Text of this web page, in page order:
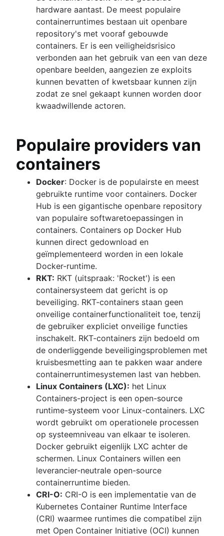
hardware aantast. De meest populaire
containerruntimes bestaan uit openbare
repository's met vooraf gebouwde
containers. Er is een veiligheidsrisico
verbonden aan het gebruik van een van deze
openbare beelden, aangezien ze exploits
kunnen bevatten of kwetsbaar kunnen zijn
zodat ze snel gekaapt kunnen worden door
kwaadwillende actoren.
Populaire providers van
containers
Docker: Docker is de populairste en meest
gebruikte runtime voor containers. Docker
Hub is een gigantische openbare repository
van populaire softwaretoepassingen in
containers. Containers op Docker Hub
kunnen direct gedownload en
geïmplementeerd worden in een lokale
Docker-runtime.
RKT: RKT (uitspraak: 'Rocket') is een
containersysteem dat gericht is op
beveiliging. RKT-containers staan geen
onveilige containerfunctionaliteit toe, tenzij
de gebruiker expliciet onveilige functies
inschakelt. RKT-containers zijn bedoeld om
de onderliggende beveiligingsproblemen met
kruisbesmetting aan te pakken waar andere
containerruntimesystemen last van hebben.
Linux Containers (LXC): het Linux
Containers-project is een open-source
runtime-systeem voor Linux-containers. LXC
wordt gebruikt om operationele processen
op systeemniveau van elkaar te isoleren.
Docker gebruikt eigenlijk LXC achter de
schermen. Linux Containers willen een
leverancier-neutrale open-source
containerruntime bieden.
CRI-O: CRI-O is een implementatie van de
Kubernetes Container Runtime Interface
(CRI) waarmee runtimes die compatibel zijn
met Open Container Initiative (OCI) kunnen